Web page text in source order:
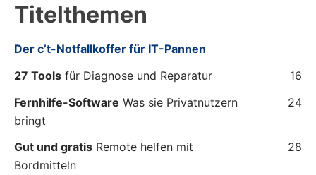
Titelthemen
Der c’t-Notfallkoffer für IT-Pannen
27 Tools für Diagnose und Reparatur
16
Fernhilfe-Software Was sie Privatnutzern
bringt
24
Gut und gratis Remote helfen mit
Bordmitteln
28